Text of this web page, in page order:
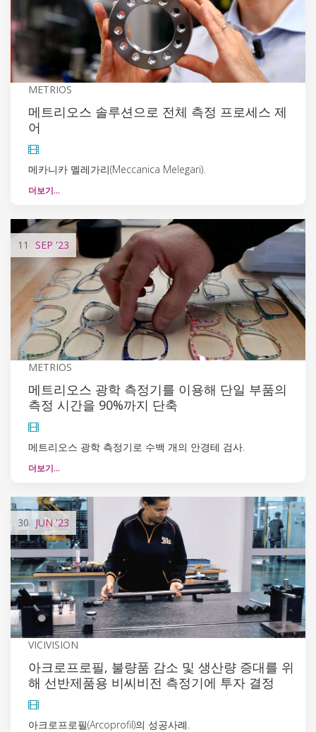
METRIOS
메트리오스 솔루션으로 전체 측정 프로세스 제
어
메카니카 멜레가리(Meccanica Melegari).
더보기…
11 SEP '23
METRIOS
메트리오스 광학 측정기를 이용해 단일 부품의
측정 시간을 90%까지 단축
메트리오스 광학 측정기로 수백 개의 안경테 검사.
더보기…
30 JUN'23
VICIVISION
아크로프로필, 불량품 감소 및 생산량 증대를 위
해 선반제품용 비씨비전 측정기에 투자 결정
아크로프로필(Arcoprofil)의 성공사례.